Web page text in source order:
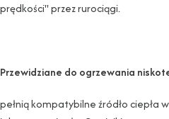
prędkości" przez rurociągi.
Przewidziane do ogrzewania
pełnią kompatybilne źródło ciepła